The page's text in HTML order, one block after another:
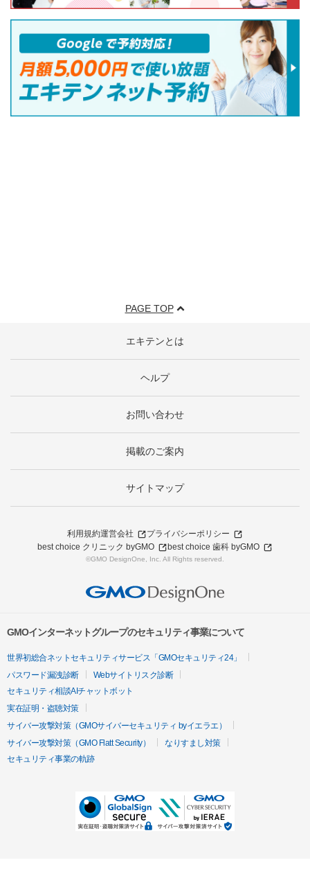
PAGE TOP
エキテンとは
ヘルプ
お問い合わせ
掲載のご案内
サイトマップ
利用規約運営会社
プライバシーポリシー
best choice クリニック byGMO
best choice 歯科 byGMO
©GMO DesignOne, Inc. All Rights reserved.
GMOインターネットグループのセキュリティ事業について
世界初総合ネットセキュリティサービス「GMOセキュリティ24」
パスワード漏洩診断
Webサイトリスク診断
セキュリティ相談AIチャットボット
実在証明・盗聴対策
サイバー攻撃対策（GMOサイバーセキュリティ byイエラエ）
サイバー攻撃対策（GMO Flatt Security）
なりすまし対策
セキュリティ事業の軌跡